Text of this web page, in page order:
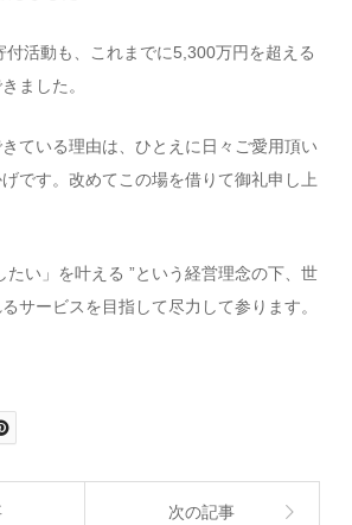
付活動も、これまでに5,300万円を超える
ました。
ている理由は、ひとえに日々ご愛用頂い
です。改めてこの場を借りて御礼申し上
たい」を叶える ”という経営理念の下、世
サービスを目指して尽力して参ります。
次の記事